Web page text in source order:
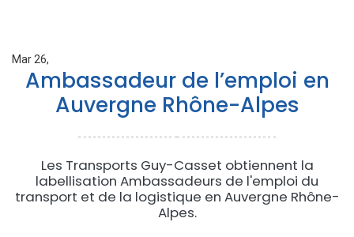
Mar 26,
Ambassadeur de l’emploi en
Auvergne Rhône-Alpes
Les Transports Guy-Casset obtiennent la
labellisation Ambassadeurs de l'emploi du
transport et de la logistique en Auvergne Rhône-
Alpes.